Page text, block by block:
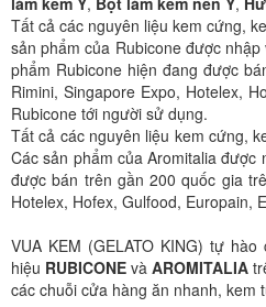
Tất cả các nguyên liệu kem cứng,
sản phẩm của Rubicone được
phẩm Rubicone hiện đang được
Rimini, Singapore Expo, Hotelex,
Rubicone tới người sử dụng.
Tất cả các nguyên liệu kem cứng,
Các sản phẩm của Aromitalia
được bán trên gần 200 quốc gia
Hotelex, Hofex, Gulfood, Europain,
VUA KEM (GELATO KING) tự
hiệu RUBICONE vàAROMITALIA
các chuỗi cửa hàng ăn nhanh, kem